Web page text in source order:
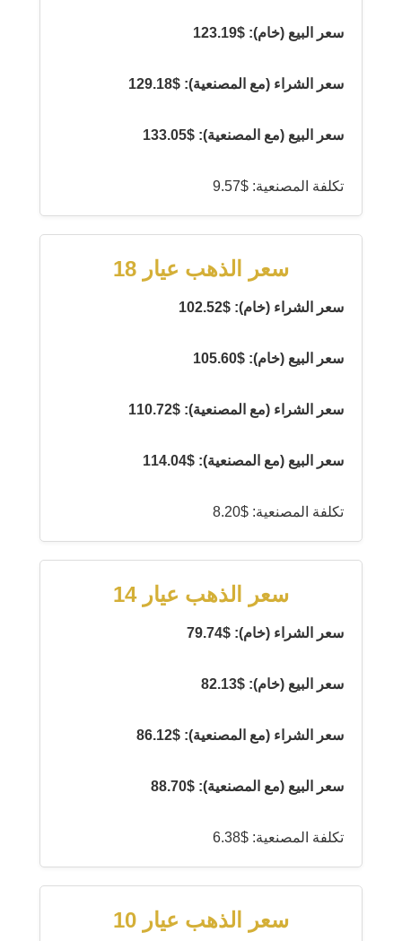
سعر البيع (خام): $123.19
سعر الشراء (مع المصنعية): $129.18
سعر البيع (مع المصنعية): $133.05
تكلفة المصنعية: $9.57
سعر الذهب عيار 18
سعر الشراء (خام): $102.52
سعر البيع (خام): $105.60
سعر الشراء (مع المصنعية): $110.72
سعر البيع (مع المصنعية): $114.04
تكلفة المصنعية: $8.20
سعر الذهب عيار 14
سعر الشراء (خام): $79.74
سعر البيع (خام): $82.13
سعر الشراء (مع المصنعية): $86.12
سعر البيع (مع المصنعية): $88.70
تكلفة المصنعية: $6.38
سعر الذهب عيار 10